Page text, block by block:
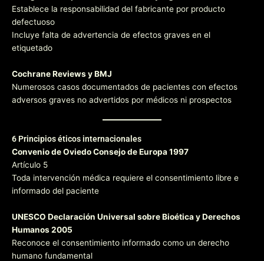
Establece la responsabilidad del fabricante por producto
defectuoso
Incluye falta de advertencia de efectos graves en el
etiquetado
Cochrane Reviews y BMJ
Numerosos casos documentados de pacientes con efectos
adversos graves no advertidos por médicos ni prospectos
6 Principios éticos internacionales
Convenio de Oviedo Consejo de Europa 1997
Artículo 5
Toda intervención médica requiere el consentimiento libre e
informado del paciente
UNESCO Declaración Universal sobre Bioética y Derechos
Humanos 2005
Reconoce el consentimiento informado como un derecho
humano fundamental